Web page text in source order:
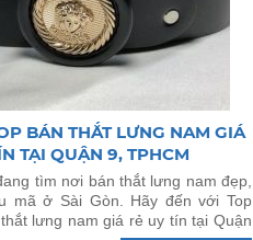
BÁN THẮT LƯNG NAM GIÁ
TẠI QUẬN 9, TPHCM
tìm nơi bán thắt lưng nam đẹp,
mã ở Sài Gòn. Hãy đến với Top
lưng nam giá rẻ uy tín tại Quận